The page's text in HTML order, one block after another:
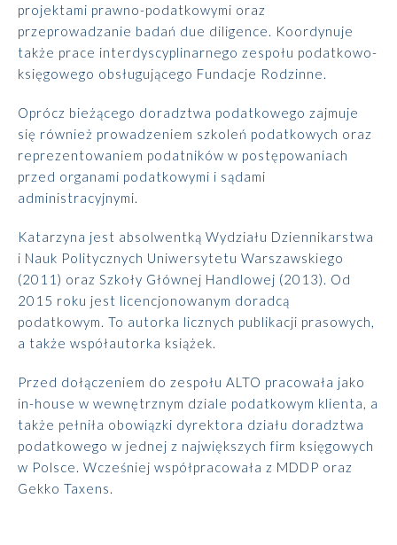
projektami prawno-podatkowymi oraz
przeprowadzanie badań due diligence. Koordynuje
także prace interdyscyplinarnego zespołu podatkowo-
księgowego obsługującego Fundacje Rodzinne.
Oprócz bieżącego doradztwa podatkowego zajmuje
się również prowadzeniem szkoleń podatkowych oraz
reprezentowaniem podatników w postępowaniach
przed organami podatkowymi i sądami
administracyjnymi.
Katarzyna jest absolwentką Wydziału Dziennikarstwa
i Nauk Politycznych Uniwersytetu Warszawskiego
(2011) oraz Szkoły Głównej Handlowej (2013). Od
2015 roku jest licencjonowanym doradcą
podatkowym. To autorka licznych publikacji prasowych,
a także współautorka książek.
Przed dołączeniem do zespołu ALTO pracowała jako
in-house w wewnętrznym dziale podatkowym klienta, a
także pełniła obowiązki dyrektora działu doradztwa
podatkowego w jednej z największych firm księgowych
w Polsce. Wcześniej współpracowała z MDDP oraz
Gekko Taxens.